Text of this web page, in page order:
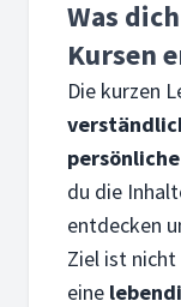
Was
Kursen
Die kurzen
du die
entdecken
Ziel ist nicht
eine